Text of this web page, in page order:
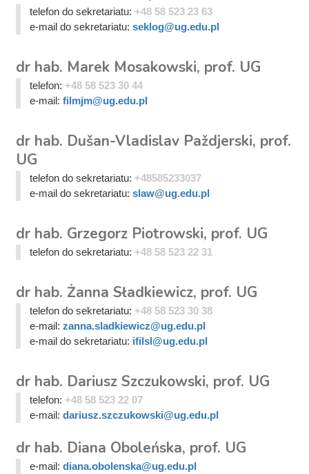
telefon do sekretariatu: +48 58 523 23 63
e-mail do sekretariatu: seklog@ug.edu.pl
dr hab. Marek Mosakowski, prof. UG
telefon: +48 58 523 30 44
e-mail: filmjm@ug.edu.pl
dr hab. Dušan-Vladislav Paždjerski, prof.
UG
telefon do sekretariatu: +48585233037
e-mail do sekretariatu: slaw@ug.edu.pl
dr hab. Grzegorz Piotrowski, prof. UG
telefon do sekretariatu: +48 58 523 22 31
dr hab. Żanna Sładkiewicz, prof. UG
telefon do sekretariatu: +48 58 523 30 38
e-mail: zanna.sladkiewicz@ug.edu.pl
e-mail do sekretariatu: ifilsl@ug.edu.pl
dr hab. Dariusz Szczukowski, prof. UG
telefon: +48 58 523 22 07
e-mail: dariusz.szczukowski@ug.edu.pl
dr hab. Diana Oboleńska, prof. UG
e-mail: diana.obolenska@ug.edu.pl